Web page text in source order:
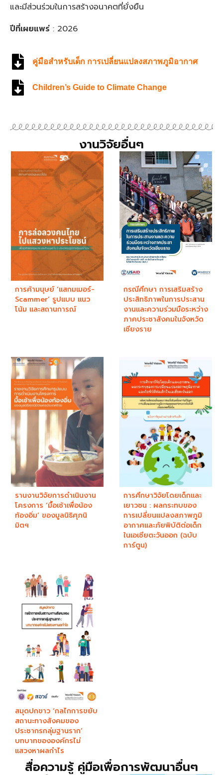
และมีส่วนร่วมในการสร้างอนาคตที่ยั่งยืน
ปีที่เผยแพร่ : 2026
คู่มือสำหรับเด็ก การเปลี่ยนแปลงสภาพภูมิอากาศ
Children’s Guide to Climate Change
งานวิจัยอื่นๆ
การค้ามนุษย์ ‘แสกมเมอร์-
Scammer’ รูปแบบ แนว
โน้ม และสถานการณ์
กรณีศึกษา การเสริมสร้าง
ประสิทธิภาพในการประสาน
งานและความร่วมมือระหว่าง
ภาคประชาสังคมในจังหวัด
เชียงราย
รานงานวิจัยการดำเนินงาน
โครงการ ‘มื้อเช้าเพื่อน้อง
ท้องอิ่ม’ ของมูลนิธิศุภนิ
มิตฯ
การศึกษาวิจัยโดยเด็กและ
เยาวชน : ผลกระทบของ
การเปลี่ยนแปลงสภาพภูมิ
อากาศและภัยพิบัติต่อเด็ก
ในเอเชียตะวันออก (ฉบับ
การ์ตูน)
สมุดปกขาว ‘กลไกการขยับ
สถานะทางสังคมของ
ประชากรกลุ่มฐานราก’
บทบาทขององค์กรไม่
แสวงหาผลกำไร​
สื่อความรู้ คู่มือเพื่อการพัฒนาอื่นๆ